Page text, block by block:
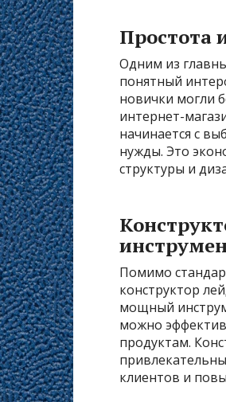
Простота
Одним из
понятный
новички могли
интернет-
начинается с
нужды. Это
структуры и
Помимо
конструктор
мощный
можно
продуктам.
клиентов и